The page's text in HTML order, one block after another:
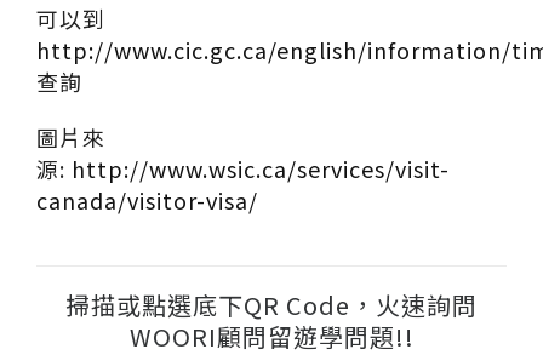
可以到
http://www.cic.gc.ca/english/information/
查詢
圖片來
源: http://www.wsic.ca/services/visit-
canada/visitor-visa/
掃描或點選底下QR Code，火速詢問
WOORI顧問留遊學問題!!